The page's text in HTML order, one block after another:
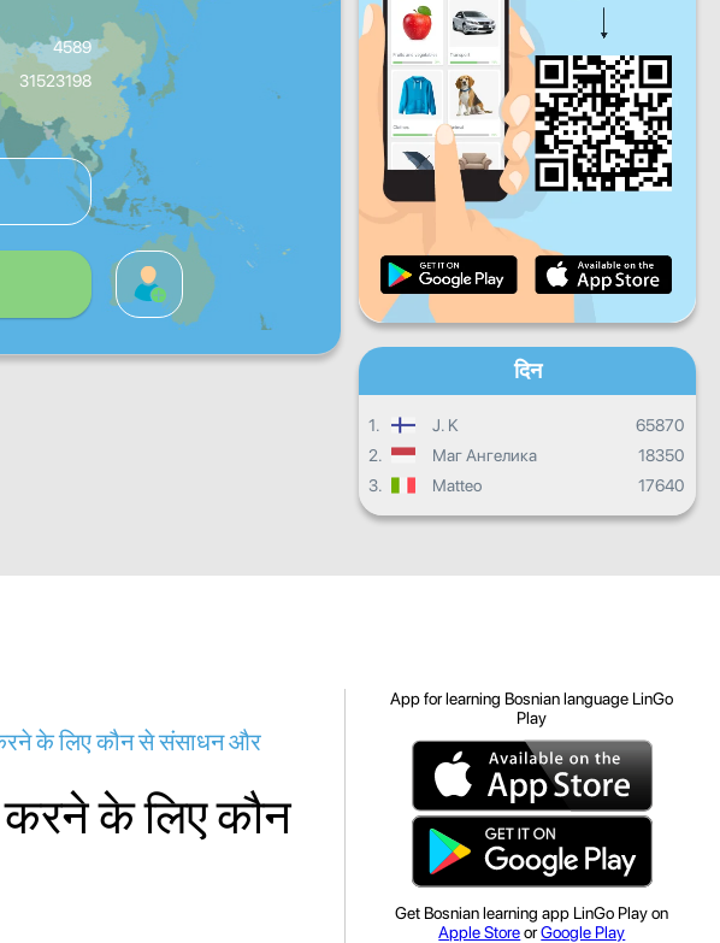
4589
31523198
शनि वीर
दैनिक प्रगति
मासिक प्रगति
समग्र प्रगति
दिन
1. J. K
65870
2.
Маг Ангелика
18350
3.
Matteo 17640
के लिए कौन से संसाधन और
करने के लिए कौन
App for learning Bosnian language LinGo
Play
Get Bosnian learning app LinGo Play on
Apple StoreorGoogle Play